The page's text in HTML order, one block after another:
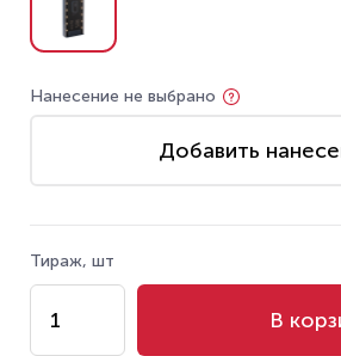
Нанесение не выбрано
Добавить
Тираж, шт
В